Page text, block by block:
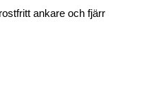
ankare och fjärr